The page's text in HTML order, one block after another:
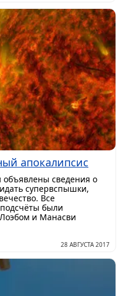
апокалипсис
сведения о
супервспышки,
Все
были
и Манасви
28 АВГУСТА 2017